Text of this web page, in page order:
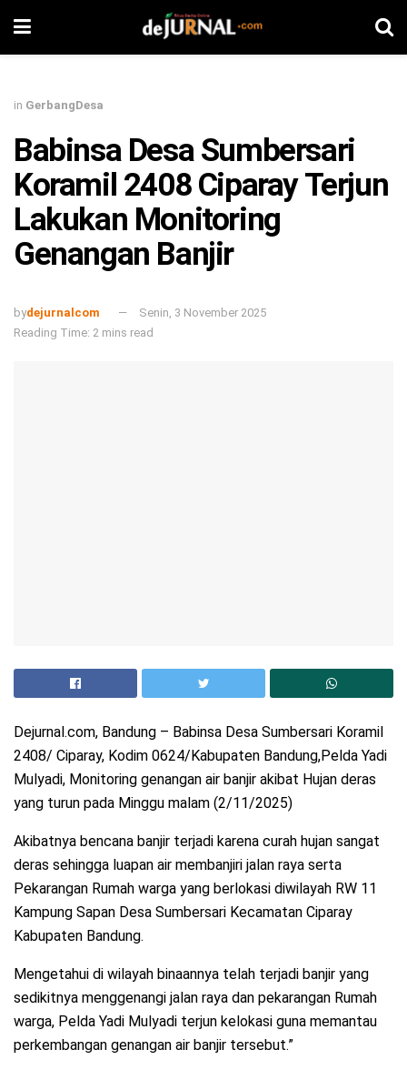
in GerbangDesa
Babinsa Desa Sumbersari
Koramil 2408 Ciparay Terjun
Lakukan Monitoring
Genangan Banjir
bydejurnalcom
Senin, 3 November 2025
Reading Time: 2 mins read
Dejurnal.com, Bandung – Babinsa Desa Sumbersari Koramil
2408/ Ciparay, Kodim 0624/Kabupaten Bandung,Pelda Yadi
Mulyadi, Monitoring genangan air banjir akibat Hujan deras
yang turun pada Minggu malam (2/11/2025)
Akibatnya bencana banjir terjadi karena curah hujan sangat
deras sehingga luapan air membanjiri jalan raya serta
Pekarangan Rumah warga yang berlokasi diwilayah RW 11
Kampung Sapan Desa Sumbersari Kecamatan Ciparay
Kabupaten Bandung.
Mengetahui di wilayah binaannya telah terjadi banjir yang
sedikitnya menggenangi jalan raya dan pekarangan Rumah
warga, Pelda Yadi Mulyadi terjun kelokasi guna memantau
perkembangan genangan air banjir tersebut.”